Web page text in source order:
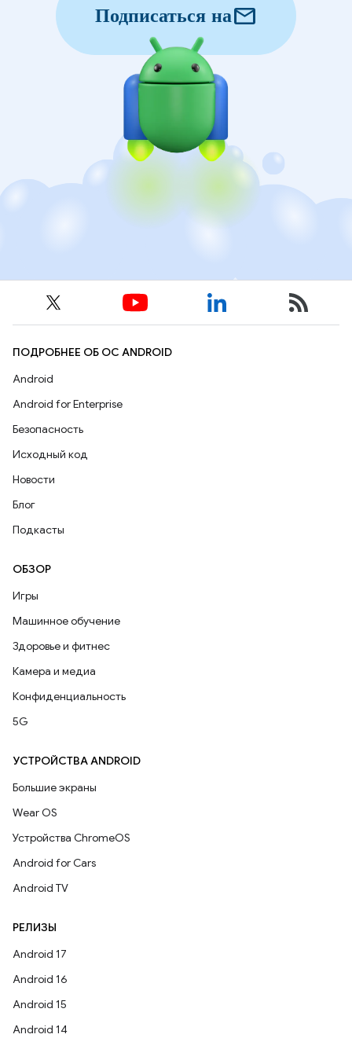
Подписаться наmail
ПОДРОБНЕЕ ОБ ОС ANDROID
Android
Android for Enterprise
Безопасность
Исходный код
Новости
Блог
Подкасты
ОБЗОР
Игры
Машинное обучение
Здоровье и фитнес
Камера и медиа
Конфиденциальность
5G
УСТРОЙСТВА ANDROID
Большие экраны
Wear OS
Устройства ChromeOS
Android for Cars
Android TV
РЕЛИЗЫ
Android 17
Android 16
Android 15
Android 14